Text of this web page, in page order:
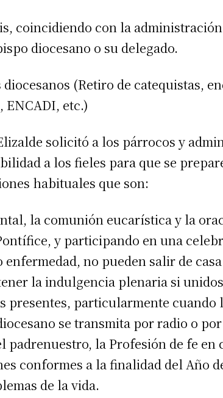
coincidiendo con la
diocesano o su delegado.
(Retiro de catequistas,
etc.)
solicitó a los párrocos y
a los fieles para que se
habituales que son:
la comunión eucarística y la
y participando en una
enfermedad, no pueden salir de
la indulgencia plenaria si
presentes, particularmente cuando
se transmita por radio o
padrenuestro, la Profesión de fe
conformes a la finalidad del Año
de la vida.